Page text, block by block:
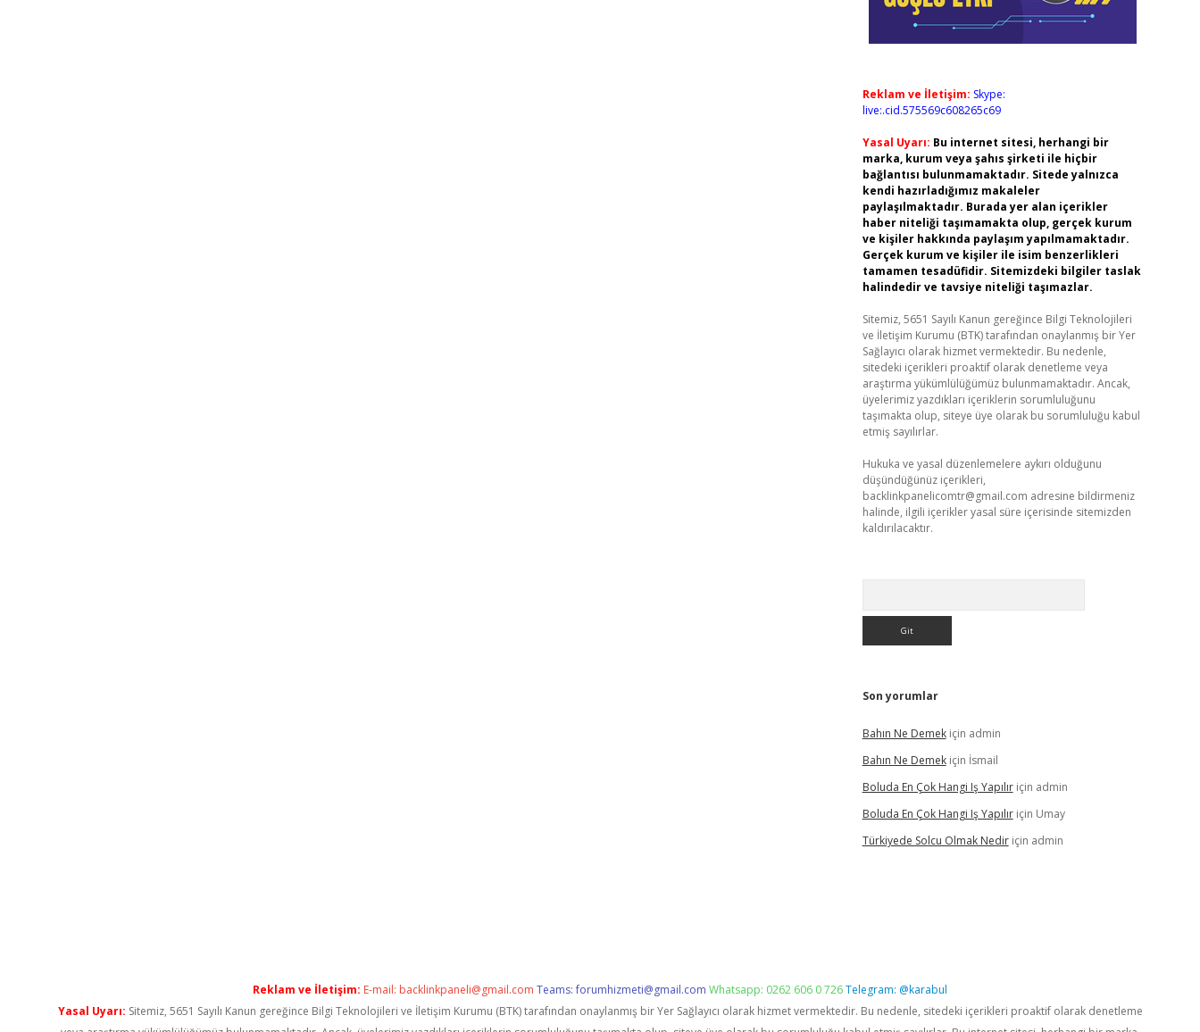
Reklam ve İletişim: Skype:
live:.cid.575569c608265c69
Yasal Uyarı: Bu internet sitesi, herhangi bir
marka, kurum veya şahıs şirketi ile hiçbir
bağlantısı bulunmamaktadır. Sitede yalnızca
kendi hazırladığımız makaleler
paylaşılmaktadır. Burada yer alan içerikler
haber niteliği taşımamakta olup, gerçek kurum
ve kişiler hakkında paylaşım yapılmamaktadır.
Gerçek kurum ve kişiler ile isim benzerlikleri
tamamen tesadüfidir. Sitemizdeki bilgiler taslak
halindedir ve tavsiye niteliği taşımazlar.
Sitemiz, 5651 Sayılı Kanun gereğince Bilgi Teknolojileri
ve İletişim Kurumu (BTK) tarafından onaylanmış bir Yer
Sağlayıcı olarak hizmet vermektedir. Bu nedenle,
sitedeki içerikleri proaktif olarak denetleme veya
araştırma yükümlülüğümüz bulunmamaktadır. Ancak,
üyelerimiz yazdıkları içeriklerin sorumluluğunu
taşımakta olup, siteye üye olarak bu sorumluluğu kabul
etmiş sayılırlar.
Hukuka ve yasal düzenlemelere aykırı olduğunu
düşündüğünüz içerikleri,
backlinkpanelicomtr@gmail.com adresine bildirmeniz
halinde, ilgili içerikler yasal süre içerisinde sitemizden
kaldırılacaktır.
Son yorumlar
Bahın Ne Demekiçin admin
Bahın Ne Demekiçin İsmail
Boluda En Çok Hangi Iş Yapılıriçin admin
Boluda En Çok Hangi Iş Yapılıriçin Umay
Türkiyede Solcu Olmak Nediriçin admin
Reklam ve İletişim: E-mail: backlinkpaneli@gmail.com Teams:forumhizmeti@gmail.com Whatsapp: 0262 606 0 726Telegram: @karabul
Yasal Uyarı: Sitemiz, 5651 Sayılı Kanun gereğince Bilgi Teknolojileri ve İletişim Kurumu (BTK) tarafından onaylanmış bir Yer Sağlayıcı olarak hizmet vermektedir. Bu nedenle, sitedeki içerikleri proaktif olarak denetleme